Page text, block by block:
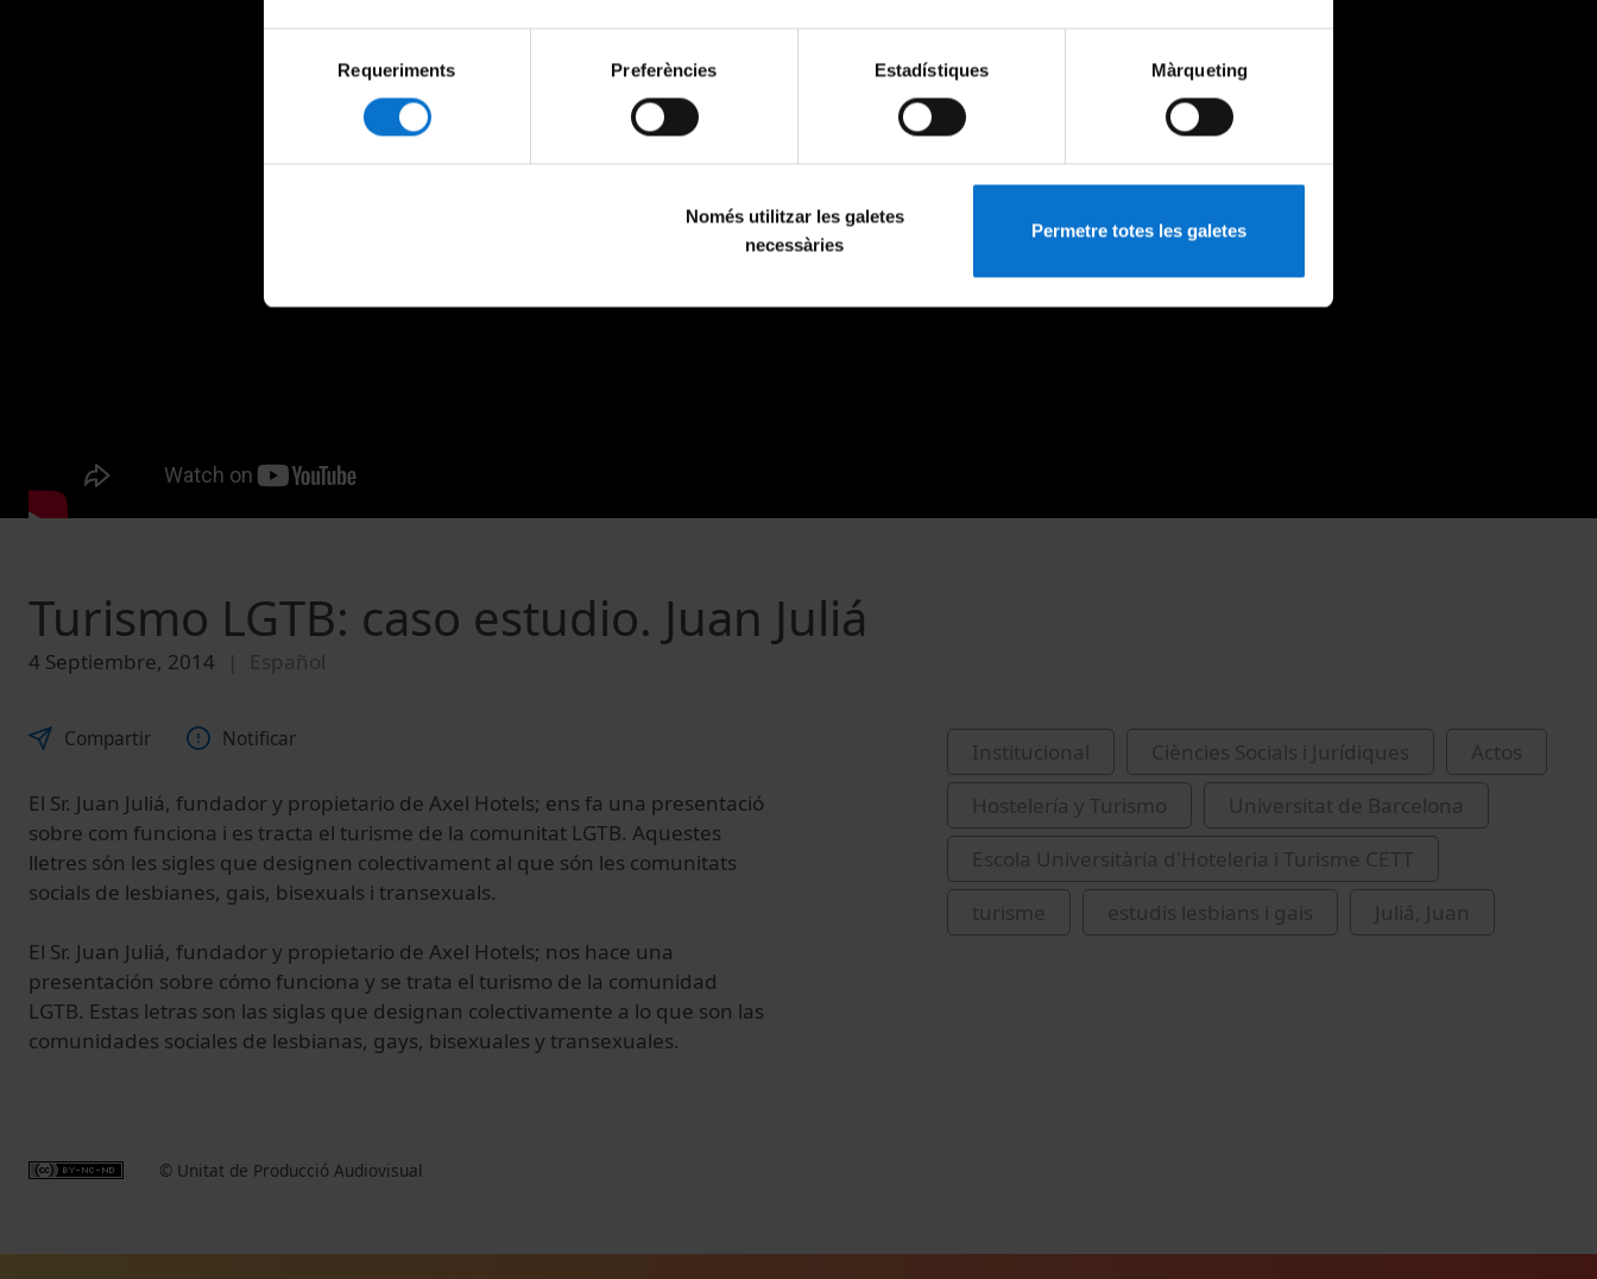
consentiment
Requeriments Preferències Estadístiques Màrqueting
Només utilitzar les galetes
necessàries
Permetre totes les galetes
Turismo LGTB: caso estudio. Juan Juliá
4 Septiembre, 2014 Español
Compartir Notificar
El Sr. Juan Juliá, fundador y propietario de Axel Hotels; ens fa una presentació
sobre com funciona i es tracta el turisme de la comunitat LGTB. Aquestes
lletres són les sigles que designen colectivament al que són les comunitats
socials de lesbianes, gais, bisexuals i transexuals.
El Sr. Juan Juliá, fundadory propietario de Axel Hotels; nos hace una
presentación sobre cómo funciona y se trata el turismo de la comunidad
LGTB. Estas letras son las siglas que designan colectivamente a lo que son las
comunidades sociales de lesbianas, gays, bisexuales y transexuales.
© Unitat de Producció Audiovisual
Institucional Ciències Socials i Jurídiques
Actos
Hostelería y Turismo
Universitat de Barcelona
Escola Universitària d'Hoteleria i Turisme CETT
turisme
estudis lesbians i gais Juliá, Juan